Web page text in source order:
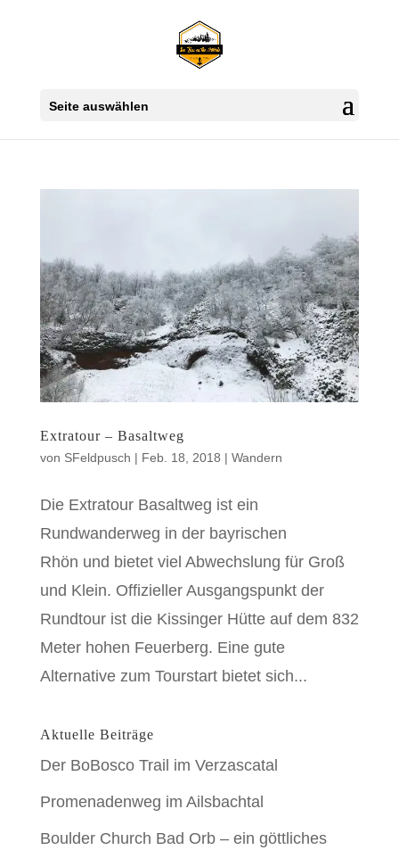
Seite auswählen
Extratour – Basaltweg
von SFeldpusch | Feb. 18, 2018 | Wandern
Die Extratour Basaltweg ist ein
Rundwanderweg in der bayrischen
Rhön und bietet viel Abwechslung für Groß
und Klein. Offizieller Ausgangspunkt der
Rundtour ist die Kissinger Hütte auf dem 832
Meter hohen Feuerberg. Eine gute
Alternative zum Tourstart bietet sich...
Aktuelle Beiträge
Der BoBosco Trail im Verzascatal
Promenadenweg im Ailsbachtal
Boulder Church Bad Orb – ein göttliches